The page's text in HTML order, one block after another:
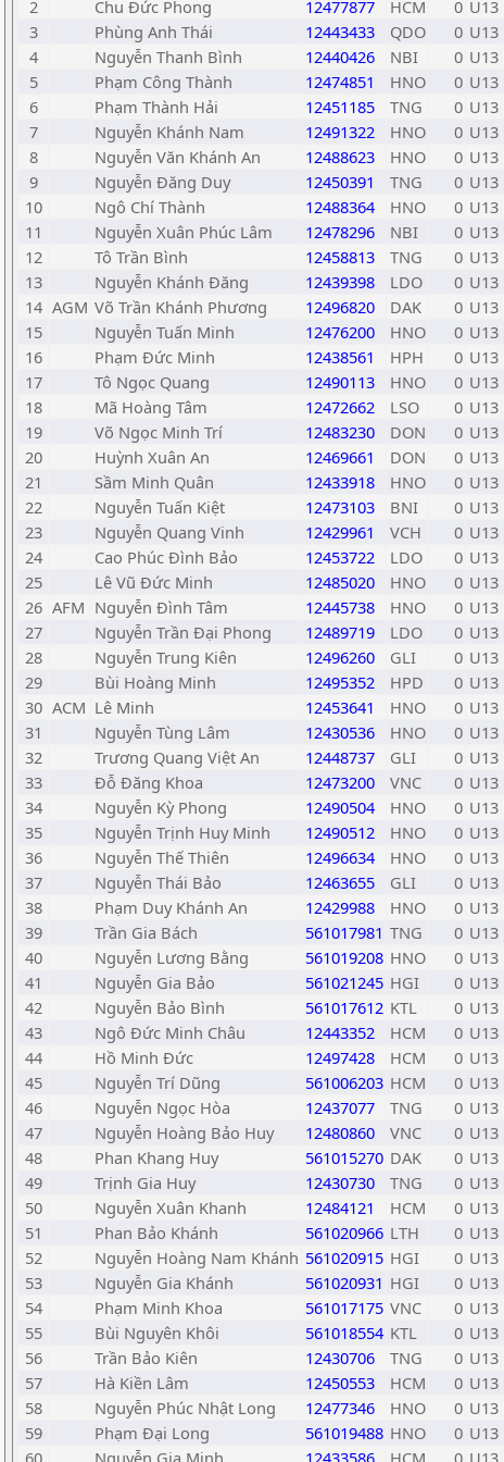
2
Chu Đức Phong 12477877 HCM 0 U13
3
Phùng Anh Thái 12443433 QDO 0 U13
4
Nguyễn Thanh Bình 12440426 NBI 0 U13
5
Phạm Công Thành 12474851 HNO 0 U13
6
Phạm Thành Hải 12451185 TNG 0 U13
7
Nguyễn Khánh Nam 12491322 HNO 0 U13
8
Nguyễn Văn Khánh An 12488623 HNO 0 U13
9
Nguyễn Đăng Duy 12450391 TNG 0 U13
10
Ngô Chí Thành 12488364 HNO 0 U13
11
Nguyễn Xuân Phúc Lâm 12478296 NBI 0 U13
12
Tô Trần Bình 12458813 TNG 0 U13
13
Nguyễn Khánh Đăng 12439398 LDO 0 U13
14 AGM Võ Trần Khánh Phương 12496820 DAK 0 U13
15
Nguyễn Tuấn Minh 12476200 HNO 0 U13
16
Phạm Đức Minh 12438561 HPH 0 U13
17
Tô Ngọc Quang 12490113 HNO 0 U13
18
Mã Hoàng Tâm 12472662 LSO 0 U13
19
Võ Ngọc Minh Trí 12483230 DON 0 U13
20
Huỳnh Xuân An 12469661 DON 0 U13
21
Sầm Minh Quân 12433918 HNO 0 U13
22
Nguyễn Tuấn Kiệt 12473103 BNI 0 U13
23
Nguyễn Quang Vinh 12429961 VCH 0 U13
24
Cao Phúc Đình Bảo 12453722 LDO 0 U13
25
Lê Vũ Đức Minh 12485020 HNO 0 U13
26 AFM Nguyễn Đình Tâm 12445738 HNO 0 U13
27
Nguyễn Trần Đại Phong 12489719 LDO 0 U13
28
Nguyễn Trung Kiên 12496260 GLI 0 U13
29
Bùi Hoàng Minh 12495352 HPD 0 U13
30 ACM Lê Minh 12453641 HNO 0 U13
31
Nguyễn Tùng Lâm 12430536 HNO 0 U13
32
Trương Quang Việt An 12448737 GLI 0 U13
33
Đỗ Đăng Khoa 12473200 VNC 0 U13
34
Nguyễn Kỳ Phong 12490504 HNO 0 U13
35
Nguyễn Trịnh Huy Minh 12490512 HNO 0 U13
36
Nguyễn Thế Thiên 12496634 HNO 0 U13
37
Nguyễn Thái Bảo 12463655 GLI 0 U13
38
Phạm Duy Khánh An 12429988 HNO 0 U13
39
Trần Gia Bách 561017981 TNG 0 U13
40
Nguyễn Lương Bằng 561019208 HNO 0 U13
41
Nguyễn Gia Bảo 561021245 HGI 0 U13
42
Nguyễn Bảo Bình 561017612 KTL 0 U13
43
Ngô Đức Minh Châu 12443352 HCM 0 U13
44
Hồ Minh Đức 12497428 HCM 0 U13
45
Nguyễn Trí Dũng 561006203 HCM 0 U13
46
Nguyễn Ngọc Hòa 12437077 TNG 0 U13
47
Nguyễn Hoàng Bảo Huy 12480860 VNC 0 U13
48
Phan Khang Huy 561015270 DAK 0 U13
49
Trịnh Gia Huy 12430730 TNG 0 U13
50
Nguyễn Xuân Khanh 12484121 HCM 0 U13
51
Phan Bảo Khánh 561020966 LTH 0 U13
52
Nguyễn Hoàng Nam Khánh 561020915 HGI 0 U13
53
Nguyễn Gia Khánh 561020931 HGI 0 U13
54
Phạm Minh Khoa 561017175 VNC 0 U13
55
Bùi Nguyên Khôi 561018554 KTL 0 U13
56
Trần Bảo Kiên 12430706 TNG 0 U13
57
Hà Kiền Lâm 12450553 HCM 0 U13
58
Nguyễn Phúc Nhật Long 12477346 HNO 0 U13
59
Phạm Đại Long 561019488 HNO 0 U13
60
Nguyễn Gia Minh 12433586 HCM 0 U13